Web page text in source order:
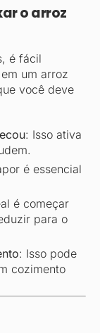
o arroz
é fácil
um arroz
você deve
: Isso ativa
é essencial
é começar
para o
: Isso pode
cozimento